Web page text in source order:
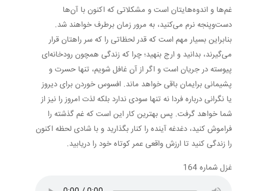
غم‌ها و اندوه‌هایتان است و مشکلاتی که اکنون با آن‌ها
دست‌وپنجه نرم می‌کنید، به مرور زمان برطرف خواهند شد.
بنابراین بسیار مهم است که قدر لحظاتی را که سر راهتان قرار
می‌گیرند، بدانید و ارج بنهید؛ چرا که زندگی همچون رودخانه‌ای
پیوسته در جریان است و اگر از آن غافل شویم، تنها حسرت و
پشیمانی برایمان باقی خواهد ماند. افسوس خوردن برای دیروز
یا نگرانی درباره فردا نه تنها سودی ندارد بلکه لذت امروز را نیز از
شما خواهد گرفت. پس بهترین کار این است که غم گذشته را
فراموش کنید، دغدغه آینده را کنار بگذارید و با شادی لحظه اکنون
را زندگی کنید تا ارزش واقعی عمر کوتاه خود را دریابید.
غزل شماره 164